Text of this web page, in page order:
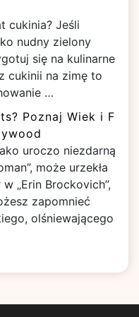
cukinia? Jeśli
nudny zielony
się na kulinarne
cukinii na zimę to
…
Poznaj Wiek i F
uroczo niezdarną
może urzekła
„Erin Brockovich”,
zapomnieć
olśniewającego